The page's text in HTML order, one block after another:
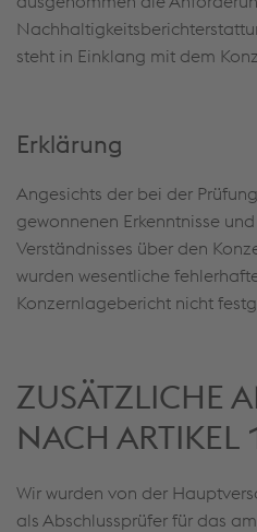
steht in Einklang mit dem
Erklärung
Angesichts der bei der
gewonnenen Erkenntnisse
Verständnisses über den
wurden wesentliche
Konzernlagebericht nicht
ZUSÄTZLICHE
NACH ARTIKEL
Wir wurden von der
als Abschlussprüfer für das